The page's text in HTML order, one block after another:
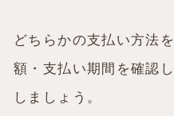
どちらかの支払い方法
額・支払い期間を確認
しましょう。